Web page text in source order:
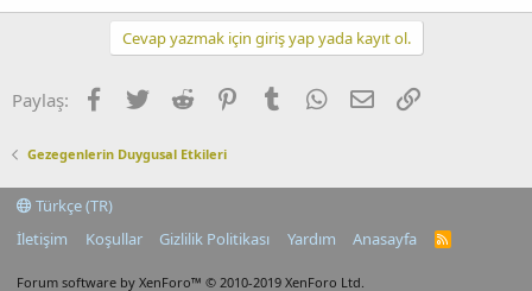
Cevap yazmak için giriş yap yada kayıt ol.
Paylaş: Facebook
TwitterReddit PinterestTumblrWhatsApp
E-postaLink
Gezegenlerin Duygusal Etkileri
Türkçe (TR)
İletişim
Koşullar Gizlilik Politikası Yardım Anasayfa
R
Forum software by XenForo™ © 2010-2019 XenForo Ltd.